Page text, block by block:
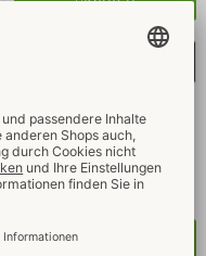
Love Ball
Brand
€